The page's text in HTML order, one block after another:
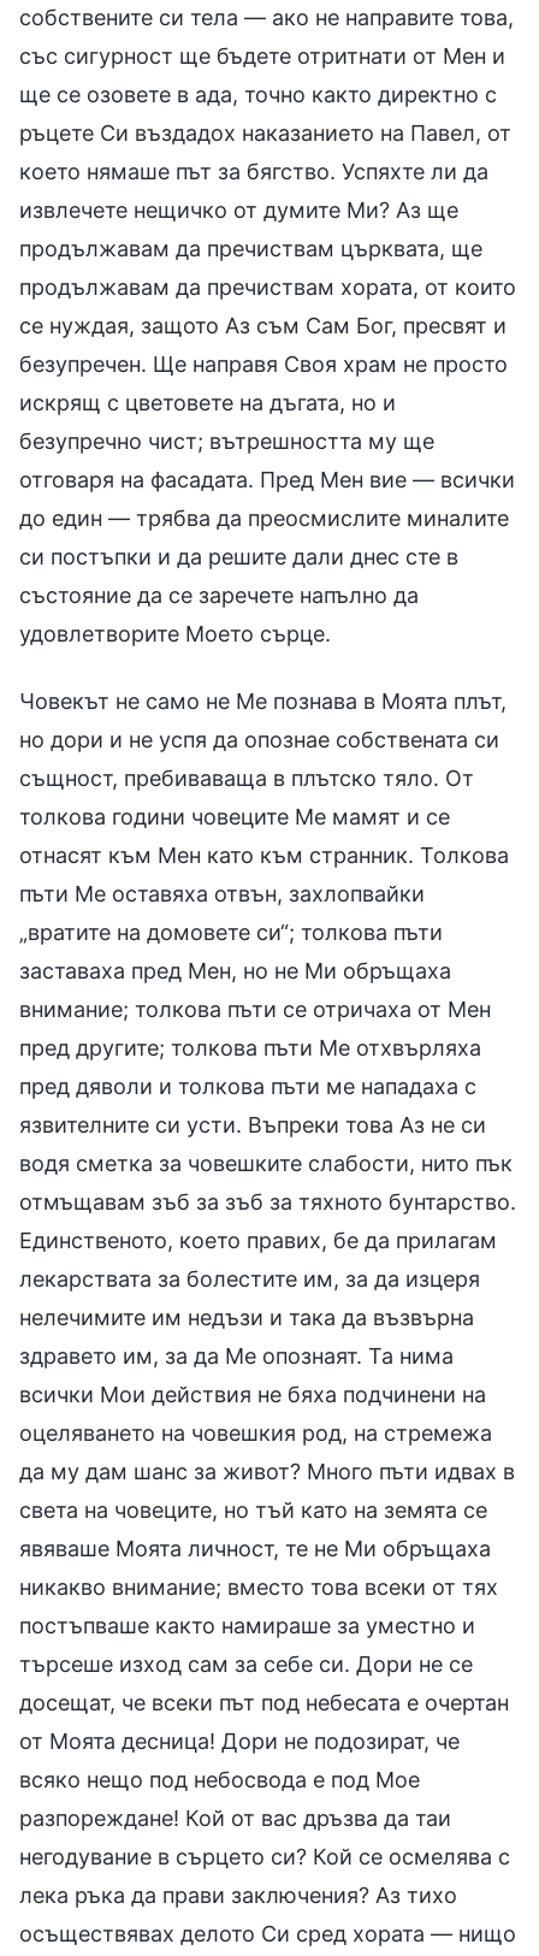
собствените си тела — ако не направите това,
със сигурност ще бъдете отритнати от Мен и
ще се озовете в ада, точно както директно с
ръцете Си въздадох наказанието на Павел, от
което нямаше път за бягство. Успяхте ли да
извлечете нещичко от думите Ми? Аз ще
продължавам да пречиствам църквата, ще
продължавам да пречиствам хората, от които
се нуждая, защото Аз съм Сам Бог, пресвят и
безупречен. Ще направя Своя храм не просто
искрящ с цветовете на дъгата, но и
безупречно чист; вътрешността му ще
отговаря на фасадата. Пред Мен вие — всички
до един — трябва да преосмислите миналите
си постъпки и да решите дали днес сте в
състояние да се заречете напълно да
удовлетворите Моето сърце.
Човекът не само не Me познава в Моята плът,
но дори и не успя да опознае собствената си
същност, пребиваваща в плътско тяло. От
толкова години човеците Ме мамят и се
отнасят към Мен като към странник. Толкова
пъти Ме оставяха отвън, захлопвайки
„вратите на домовете си“; толкова пъти
заставаха пред Мен, но не Ми обръщаха
внимание; толкова пъти се отричаха от Мен
пред другите; толкова пъти Ме отхвърляха
пред дяволи и толкова пъти ме нападаха с
язвителните си усти. Въпреки това Аз не си
водя сметка за човешките слабости, нито пък
отмъщавам зъб за зъб за тяхното бунтарство.
Единственото, което правих, бе да прилагам
лекарствата за болестите им, за да изцеря
нелечимите им недъзи и така да възвърна
здравето им, за да Ме опознаят. Та нима
всички Мои действия не бяха подчинени на
оцеляването на човешкия род, на стремежа
да му дам шанс за живот? Много пъти идвах в
света на човеците, но тъй като на земята се
явяваше Моята личност, те не Ми обръщаха
никакво внимание; вместо това всеки от тях
постъпваше както намираше за уместно и
търсеше изход сам за себе си. Дори не се
досещат, че всеки път под небесата е очертан
от Моята десница! Дори не подозират, че
всяко нещо под небосвода е под Мое
разпореждане! Кой от вас дръзва да таи
негодувание в сърцето си? Кой се осмелява с
лека ръка да прави заключения? Аз тихо
осъществявах делото Си сред хората — нищо